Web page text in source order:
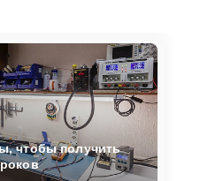
чтобы получить